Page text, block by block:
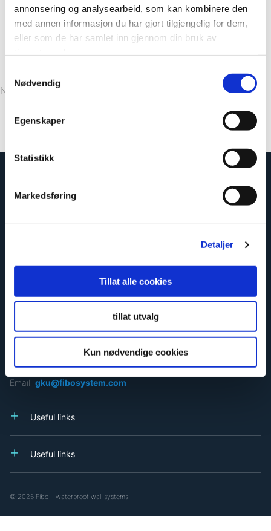
annonsering og analysearbeid, som kan kombinere den
med annen informasjon du har gjort tilgjengelig for dem,
eller som de har samlet inn gjennom din bruk av
Nødvendig
Egenskaper
Statistikk
Markedsføring
Detaljer
Tillat alle cookies
tillat utvalg
Kun nødvendige cookies
Ivory
Denver White
NCS S 0500-N
Org. nr 964 193 991
Email:sales@fibo.co.uk
For Europe and APAC
For North America
Email: gku@fibosystem.com
Useful links
Useful links
© 2026 Fibo – waterproof wall systems
Close